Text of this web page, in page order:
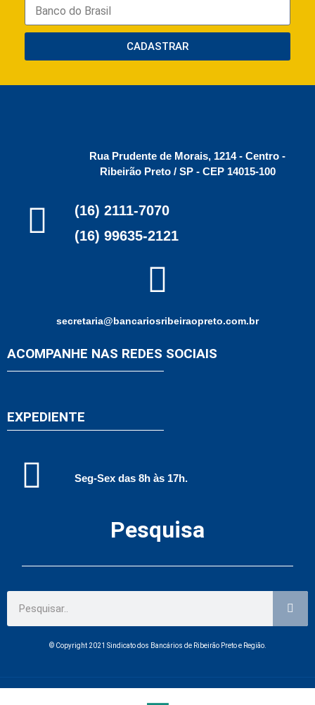
CADASTRAR
Rua Prudente de Morais, 1214 - Centro -
Ribeirão Preto / SP - CEP 14015-100
(16) 2111-7070
(16) 99635-2121
secretaria@bancariosribeiraopreto.com.br
ACOMPANHE NAS REDES SOCIAIS
EXPEDIENTE
Seg-Sex das 8h às 17h.
Pesquisa
© Copyright 2021 Sindicato dos Bancários de Ribeirão Preto e Região.